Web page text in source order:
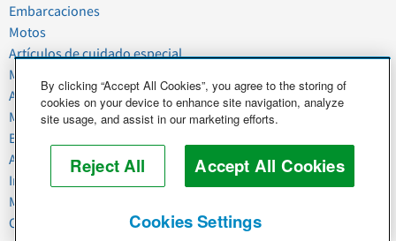
Embarcaciones
Motos
Artículos de cuidado especial
Mudanzas
Artículos del hogar
Mascotas
Basura y chatarra
Alimentos y agricultura
Industria y negocios
Maquinaria pesada
Caballos y ganado
By clicking “Accept All Cookies”, you agree to the storing of
cookies on your device to enhance site navigation, analyze
site usage, and assist in our marketing efforts.
Reject All Accept All Cookies
Cookies Settings